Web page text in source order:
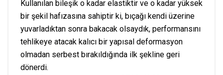
Kullanılan bileşik o kadar elastiktir ve o kadar yüksek
bir şekil hafızasına sahiptir ki, bıçağı kendi üzerine
yuvarladıktan sonra bakacak olsaydık, performansını
tehlikeye atacak kalıcı bir yapısal deformasyon
olmadan serbest bırakıldığında ilk şekline geri
dönerdi.